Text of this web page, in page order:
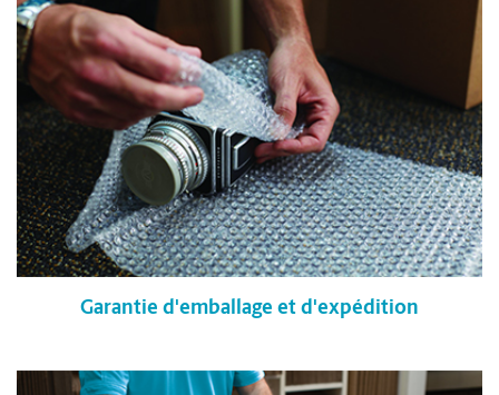
Garantie d'emballage et d'expédition